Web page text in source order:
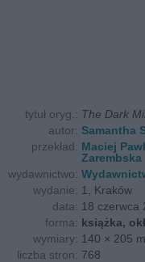
tytuł oryg.: The Dark
autor: Samantha
przekład: Maciej
Zarembska
wydawnictwo:
wydanie: 1, Kraków
data: 18 czerwca
forma: książka,
wymiary: 140 × 205
liczba stron: 768